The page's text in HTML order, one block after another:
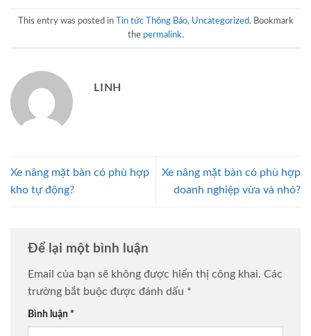
This entry was posted in Tin tức Thông Báo, Uncategorized. Bookmark
the permalink.
LINH
Xe nâng mặt bàn có phù hợp
kho tự động?
Xe nâng mặt bàn có phù hợp
doanh nghiệp vừa và nhỏ?
Để lại một bình luận
Email của bạn sẽ không được hiển thị công khai. Các
trường bắt buộc được đánh dấu *
Bình luận *